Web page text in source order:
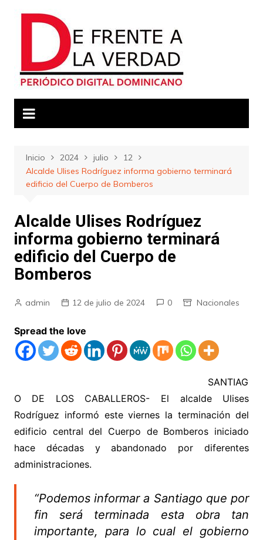
Inicio 2024 julio
12
Alcalde Ulises Rodríguez informa gobierno terminará
edificio del Cuerpo de Bomberos
Alcalde Ulises Rodríguez
informa gobierno terminará
edificio del Cuerpo de
Bomberos
admin 12 de julio de 2024 0 Nacionales
Spread the love
SANTIAG
O DE LOS CABALLEROS- El alcalde Ulises
Rodríguez informó este viernes la terminación del
edificio central del Cuerpo de Bomberos iniciado
hace décadas y abandonado por diferentes
administraciones.
“Podemos informar a Santiago que por
fin será terminada esta obra tan
importante, para lo cual el gobierno